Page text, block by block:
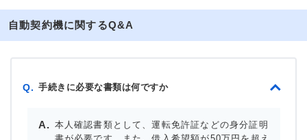
自動契約機に関するQ&A
Q. 手続きに必要な書類は何ですか
本人確認書類として、運転免許証などの身分証明